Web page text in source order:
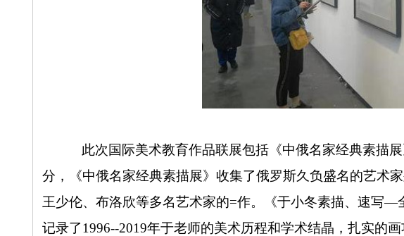
此次国际美术教育作品联展包括《中俄名家经典素描
分，《中俄名家经典素描展》收集了俄罗斯久负盛名的艺术
王少伦、布洛欣等多名艺术家的=作。《于小冬素描、速写—
记录了1996--2019年于老师的美术历程和学术结晶，扎实的